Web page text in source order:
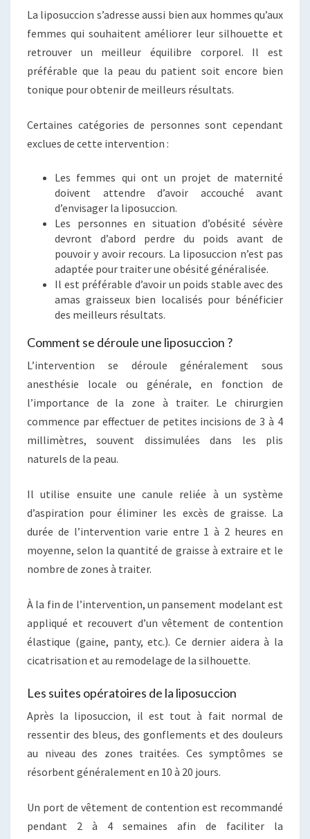
La liposuccion s’adresse aussi bien aux hommes qu’aux
femmes qui souhaitent améliorer leur silhouette et
retrouver un meilleur équilibre corporel. Il est
préférable que la peau du patient soit encore bien
tonique pour obtenir de meilleurs résultats.
Certaines catégories de personnes sont cependant
exclues de cette intervention :
Les femmes qui ont un projet de maternité
doivent attendre d’avoir accouché avant
d’envisager la liposuccion.
Les personnes en situation d’obésité sévère
devront d’abord perdre du poids avant de
pouvoir y avoir recours. La liposuccion n’est pas
adaptée pour traiter une obésité généralisée.
Il est préférable d’avoir un poids stable avec des
amas graisseux bien localisés pour bénéficier
des meilleurs résultats.
Comment se déroule une liposuccion ?
L’intervention se déroule généralement sous
anesthésie locale ou générale, en fonction de
l’importance de la zone à traiter. Le chirurgien
commence par effectuer de petites incisions de 3 à 4
millimètres, souvent dissimulées dans les plis
naturels de la peau.
Il utilise ensuite une canule reliée à un système
d’aspiration pour éliminer les excès de graisse. La
durée de l’intervention varie entre 1 à 2 heures en
moyenne, selon la quantité de graisse à extraire et le
nombre de zones à traiter.
À la fin de l’intervention, un pansement modelant est
appliqué et recouvert d’un vêtement de contention
élastique (gaine, panty, etc.). Ce dernier aidera à la
cicatrisation et au remodelage de la silhouette.
Les suites opératoires de la liposuccion
Après la liposuccion, il est tout à fait normal de
ressentir des bleus, des gonflements et des douleurs
au niveau des zones traitées. Ces symptômes se
résorbent généralement en 10 à 20 jours.
Un port de vêtement de contention est recommandé
pendant 2 à 4 semaines afin de faciliter la